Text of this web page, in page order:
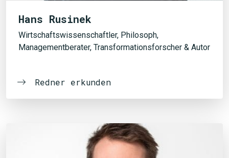
Hans Rusinek
Wirtschaftswissenschaftler, Philosoph,
Managementberater, Transformationsforscher & Autor
Redner erkunden